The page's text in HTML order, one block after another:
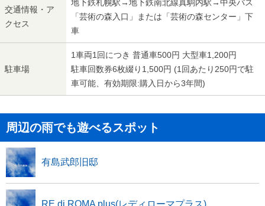
交通情報・ア
クセス
地下鉄札幌駅→地下鉄南北線真駒内駅→中央バス
「芸術の森入口」または「芸術の森センター」下
車
駐車場
1車両1回につき 普通車500円 大型車1,200円
駐車回数券6枚綴り1,500円 (1回あたり250円で駐
車可能、有効期限:購入日から3年間)
周辺の雨でも遊べるスポット
有島武郎旧邸
RE di ROMA plus(レディローマプラス)